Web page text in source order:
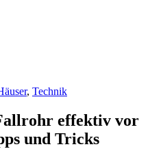
, Technik
effektiv vor
und Tricks